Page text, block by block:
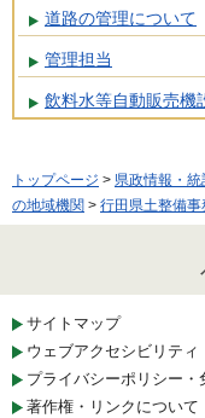
道路の管理について
管理担当
飲料水等自動販売機
トップページ > 県政情報・統
の地域機関 > 行田県土整備事
サイトマップ
ウェブアクセシビリティ
プライバシーポリシー・
著作権・リンクについて